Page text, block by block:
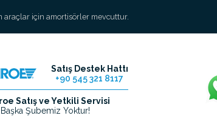
araçlar için amortisörler mevcuttur.
Satış Destek Hattı
+90 545 321 8117
Satış ve Yetkili Servisi
Başka Şubemiz Yoktur!